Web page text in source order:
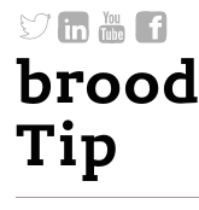
brood
Tip